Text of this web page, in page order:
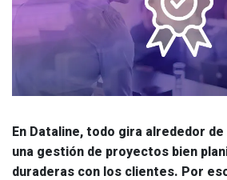
En Dataline, todo gira alrededor
una gestión de proyectos bien
duraderas con los clientes. Por